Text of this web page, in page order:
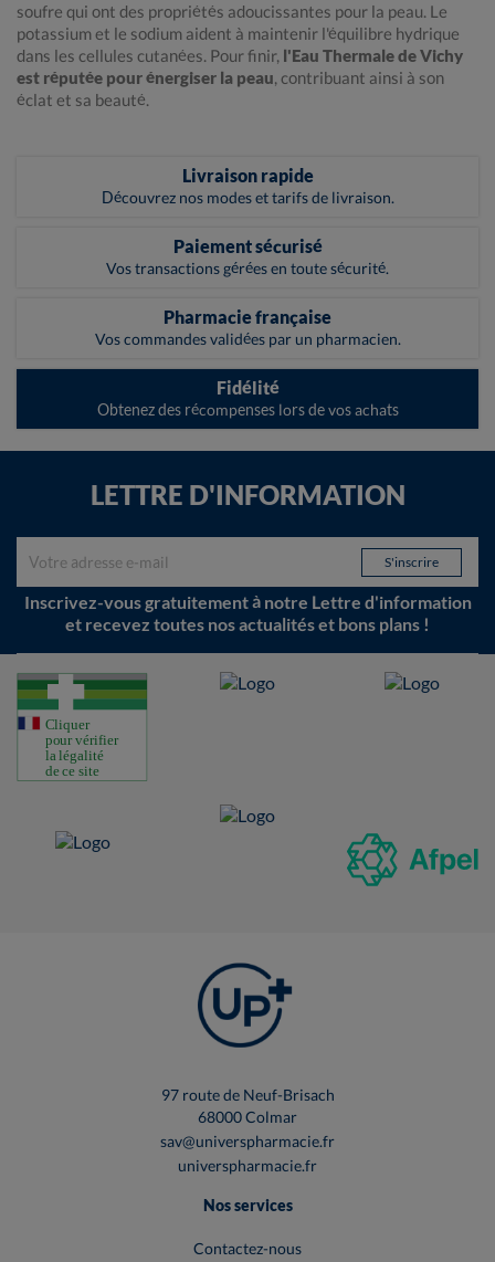
soufre qui ont des propriétés adoucissantes pour la peau. Le
potassium et le sodium aident à maintenir l'équilibre hydrique
dans les cellules cutanées. Pour finir, l'Eau Thermale de Vichy
est réputée pour énergiser la peau, contribuant ainsi à son
éclat et sa beauté.
Livraison rapide
Découvrez nos modes et tarifs de livraison.
Paiement sécurisé
Vos transactions gérées en toute sécurité.
Pharmacie française
Vos commandes validées par un pharmacien.
Fidélité
Obtenez des récompenses lors de vos achats
LETTRE D'INFORMATION
Inscrivez-vous gratuitement à notre Lettre d'information
et recevez toutes nos actualités et bons plans !
97 route de Neuf-Brisach
68000 Colmar
sav@universpharmacie.fr
universpharmacie.fr
Nos services
Contactez-nous